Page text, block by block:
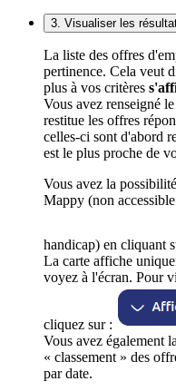
3. Visualiser les
La liste des offres
pertinence. Cela veut
plus à vos critères
Vous avez renseigné
restitue les offres
celles-ci sont d'abord
est le plus proche de
Vous avez la
Mappy (non
handicap) en cliquant
La carte affiche
voyez à l'écran. Pour
cliquez sur :
Vous avez également
« classement » des
par date.